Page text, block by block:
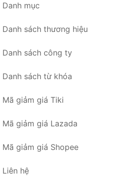
Danh mục
Danh sách thương hiệu
Danh sách công ty
Danh sách từ khóa
Mã giảm giá Tiki
Mã giảm giá Lazada
Mã giảm giá Shopee
Liên hệ